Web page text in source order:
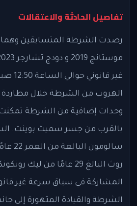
تفاصيل الحادثة والاعتقالات
رصدت الشرطة المتسابقين وهما
غير
الهروب من الشرطة خلال مطاردة
وحدات إضافية من الشرطة
بالقرب من جسر سميث بوينت.
روث البالغ 29 عامًا من ليك
المشاركة في سباق سرعة غير
الشرطة والقيادة المتهورة إلى